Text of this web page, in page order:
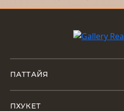
ПАТТАЙЯ
ПХУКЕТ